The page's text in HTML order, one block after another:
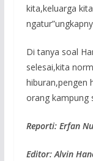
kita,keluarga
Di tanya soal
selesai,kita
hiburan,pengen
orang kampung
Reporti: Erfan
Editor: Alvin